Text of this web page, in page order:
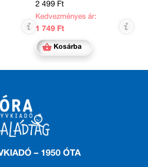
2 499 Ft
Kedvezményes ár:
1 749 Ft
Kosárba
– 1950 ÓTA